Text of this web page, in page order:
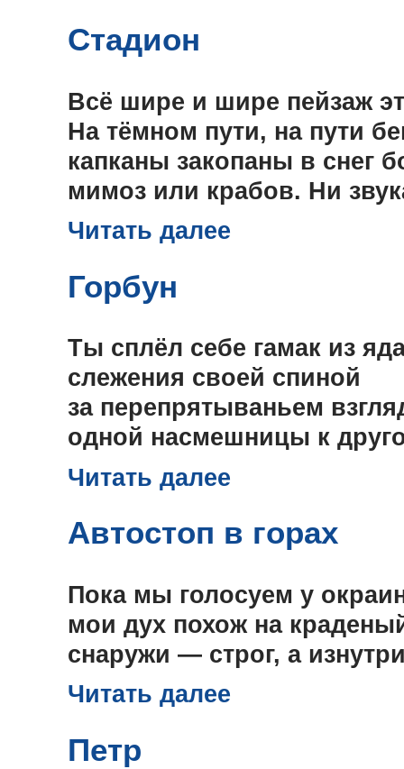
Стадион
Всё шире и шире пейзаж
На тёмном пути, на пути
капканы закопаны в снег
мимоз или крабов. Ни
Читать далее
Горбун
Ты сплёл себе гамак из
слежения своей спиной
за перепрятываньем
одной насмешницы к
Читать далее
Автостоп в горах
Пока мы голосуем у
мои дух похож на
снаружи — строг, а
Читать далее
Петр